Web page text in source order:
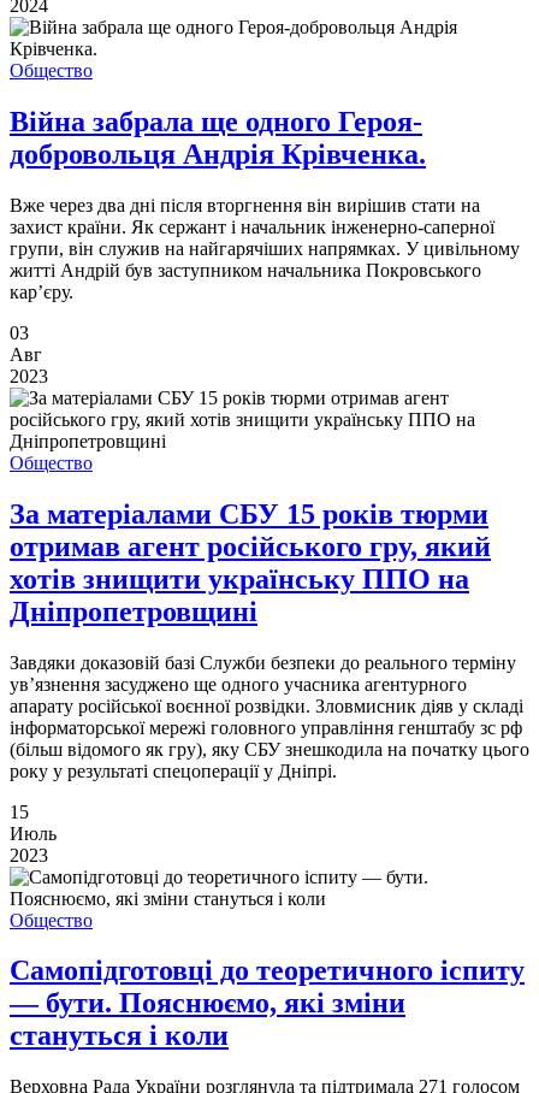
2024
Общество
Війна забрала ще одного Героя-
добровольця Андрія Крівченка.
Вже через два дні після вторгнення він вирішив стати на
захист країни. Як сержант і начальник інженерно-саперної
групи, він служив на найгарячіших напрямках. У цивільному
житті Андрій був заступником начальника Покровського
кар’єру.
03
Авг
2023
Общество
За матеріалами СБУ 15 років тюрми
отримав агент російського гру, який
хотів знищити українську ППО на
Дніпропетровщині
Завдяки доказовій базі Служби безпеки до реального терміну
ув’язнення засуджено ще одного учасника агентурного
апарату російської воєнної розвідки. Зловмисник діяв у складі
інформаторської мережі головного управління генштабу зс рф
(більш відомого як гру), яку СБУ знешкодила на початку цього
року у результаті спецоперації у Дніпрі.
15
Июль
2023
Общество
Самопідготовці до теоретичного іспиту
— бути. Пояснюємо, які зміни
стануться і коли
Верховна Рада України розглянула та підтримала 271 голосом